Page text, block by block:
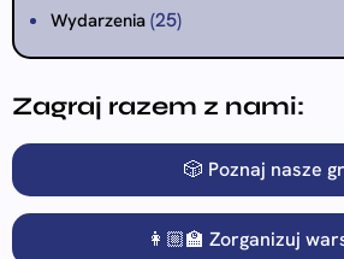
Wydarzenia (25)
Zagraj razem z nami:
🎲 Poznaj nasze
👩🏼‍🏫 Zorganizuj